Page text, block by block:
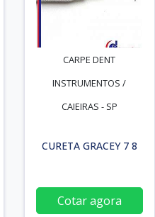
CARPE DENT
INSTRUMENTOS /
CAIEIRAS - SP
CURETA GRACEY 7 8
Cotar agora